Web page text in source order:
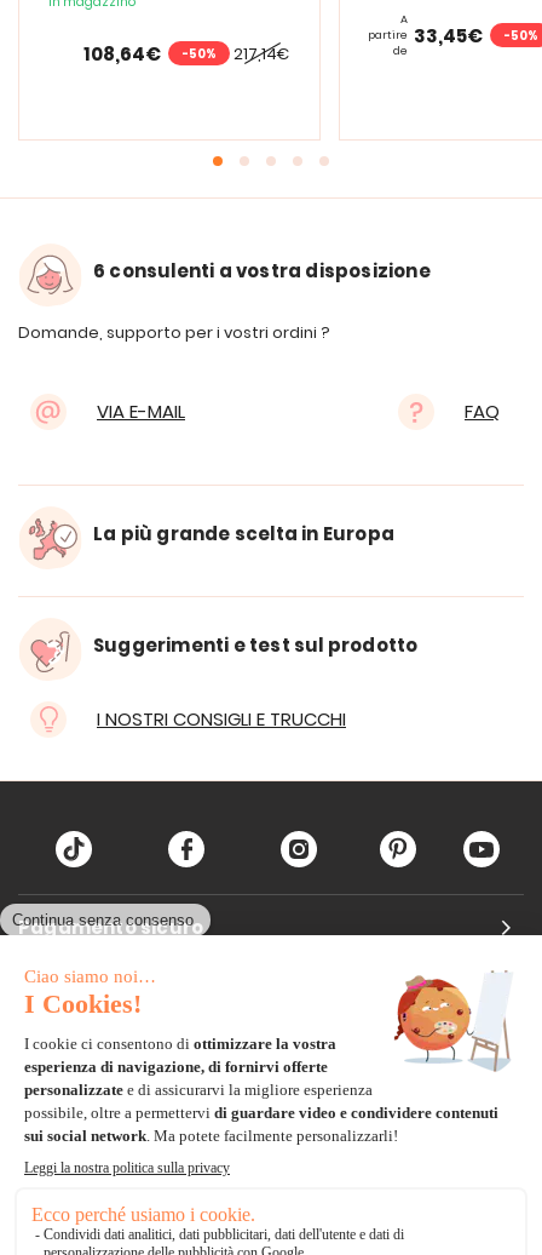
217,14€
108,64€ -50%
A
partire
de
33,45€ -50%
6 consulenti a vostra disposizione
Domande, supporto per i vostri ordini ?
VIA E-MAIL FAQ
La più grande scelta in Europa
Suggerimenti e test sul prodotto
I NOSTRI CONSIGLI E TRUCCHI
Pagamento sicuro
Carta di credito
Paypal
Bonifico Bancario
3 volte senza tasse
*Soluzioni di consegna